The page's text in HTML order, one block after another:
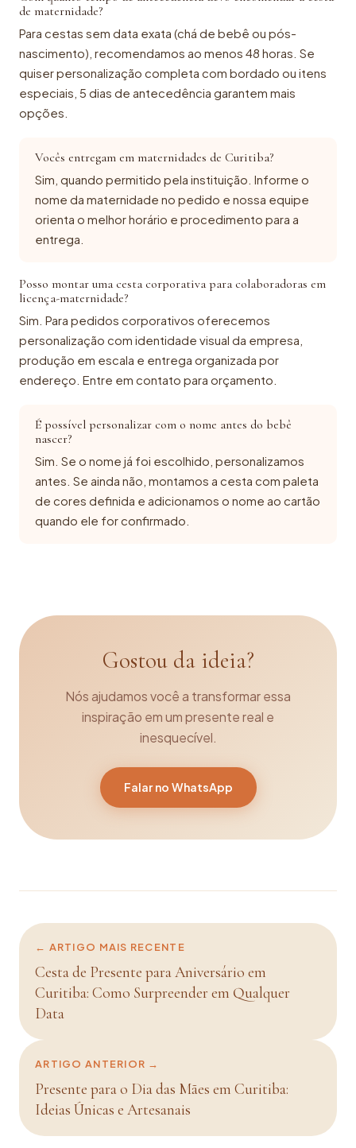
de maternidade?
Para cestas sem data exata (chá de bebê ou pós-
nascimento), recomendamos ao menos 48 horas. Se
quiser personalização completa com bordado ou itens
especiais, 5 dias de antecedência garantem mais
opções.
Vocês entregam em maternidades de Curitiba?
Sim, quando permitido pela instituição. Informe o
nome da maternidade no pedido e nossa equipe
orienta o melhor horário e procedimento para a
entrega.
Posso montar uma cesta corporativa para colaboradoras em
licença-maternidade?
Sim. Para pedidos corporativos oferecemos
personalização com identidade visual da empresa,
produção em escala e entrega organizada por
endereço. Entre em contato para orçamento.
É possível personalizar com o nome antes do bebê
nascer?
Sim. Se o nome já foi escolhido, personalizamos
antes. Se ainda não, montamos a cesta com paleta
de cores definida e adicionamos o nome ao cartão
quando ele for confirmado.
Gostou da ideia?
Nós ajudamos você a transformar essa
inspiração em um presente real e
inesquecível.
Falar no WhatsApp
← ARTIGO MAIS RECENTE
Cesta de Presente para Aniversário em
Curitiba: Como Surpreender em Qualquer
Data
ARTIGO ANTERIOR →
Presente para o Dia das Mães em Curitiba:
Ideias Únicas e Artesanais